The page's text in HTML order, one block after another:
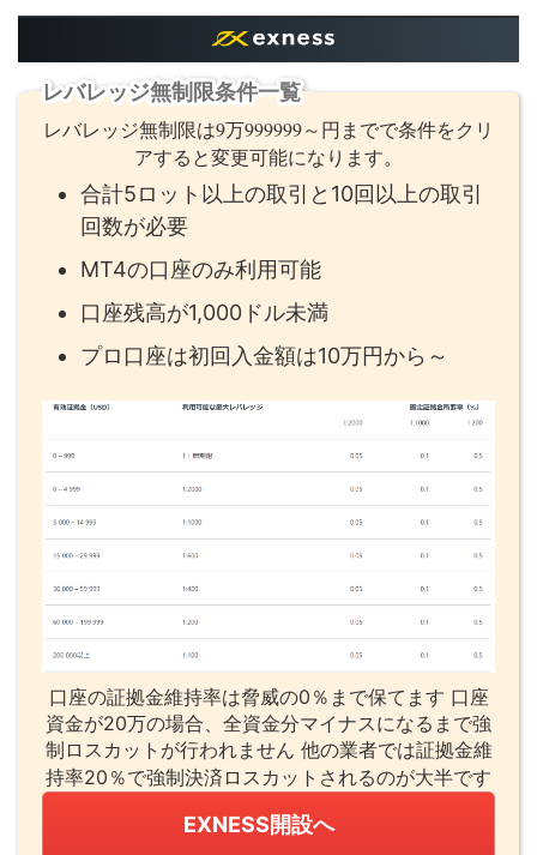
レバレッジ無制限条件一覧
レバレッジ無制限は9万999999～円までで条件をクリ
アすると変更可能になります。
合計5ロット以上の取引と10回以上の取引
回数が必要
MT4の口座のみ利用可能
口座残高が1,000ドル未満
プロ口座は初回入金額は10万円から～
口座の証拠金維持率は脅威の0％まで保てます 口座
資金が20万の場合、全資金分マイナスになるまで強
制ロスカットが行われません 他の業者では証拠金維
持率20％で強制決済ロスカットされるのが大半です
EXNESS開設へ